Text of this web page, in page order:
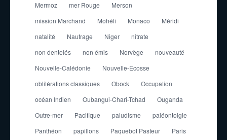
Mermoz
mer Rouge
Merson
mission Marchand
Mohéli Monaco
Méridi
natalité
Naufrage Niger
nitrate
non dentelés
non émis Norvège
nouveauté
Nouvelle-Calédonie
Nouvelle-Ecosse
oblitérations classiques
Obock
Occupation
océan Indien
Oubangui-Chari-Tchad
Ouganda
Outre-mer
Pacifique paludisme
paléontolgie
Panthéon
papillons Paquebot Pasteur
Paris